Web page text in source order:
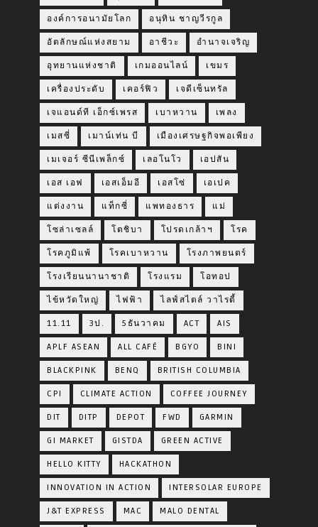
องค์การอนามัยโลก อนุทิน ชาญวีรกูล
อัตลักษณ์แห่งสยาม อาชีวะ อำนาจเจริญ
อุทยานแห่งชาติ เกมออนไลน์ เขมร
เครื่องประดับ เคอร์ฟิว เจดีเซ็นทรัล
เจแอนด์ที เอ็กซ์เพรส เบาหวาน เพลง
เมสซี่ เมาน์เท่น บี เมืองเศรษฐกิจพอเพียง
เมเจอร์ ซีนีเพล็กซ์ เลอโนโว เอปสัน
เอส เอฟ เอสเอ็มอี เอสโซ่ เอเปค
แต่งงาน แท็กซี่ แพทองธาร แม่
โซล่าเซลล์ โตชิบา โปรดเกล้าฯ โรค
โรคภูมิแพ้ โรคเบาหวาน โรงภาพยนตร์
โรงเรียนนานาชาติ โรงแรม โอทอป
ไข้หวัดใหญ่ ไฟฟ้า ไลฟ์สไตล์ วาไรตี้
11.11 3ป. 5ธันวาคม ACT AIS
APLF ASEAN ALL CAFÉ BGYO BINI
BLACKPINK BENQ BRITISH COLUMBIA
CPI CLIMATE ACTION COFFEE JOURNEY
DIT DITP DEPOT FWD GARMIN
GI MARKET GISTDA GREEN ACTIVE
HELLO KITTY HACKATHON
INNOVATION IN ACTION INTERSOLAR EUROPE
J&T EXPRESS MAC MALO DENTAL